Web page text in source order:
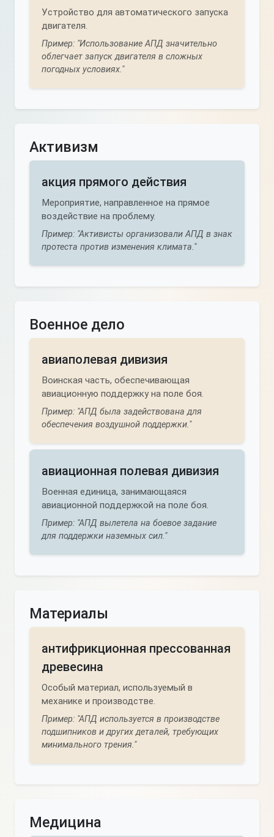
Устройство для автоматического запуска
двигателя.
Пример: "Использование АПД значительно
облегчает запуск двигателя в сложных
погодных условиях."
Активизм
акция прямого действия
Мероприятие, направленное на прямое
воздействие на проблему.
Пример: "Активисты организовали АПД в знак
протеста против изменения климата."
Военное дело
авиаполевая дивизия
Воинская часть, обеспечивающая
авиационную поддержку на поле боя.
Пример: "АПД была задействована для
обеспечения воздушной поддержки."
авиационная полевая дивизия
Военная единица, занимающаяся
авиационной поддержкой на поле боя.
Пример: "АПД вылетела на боевое задание
для поддержки наземных сил."
Материалы
антифрикционная прессованная
древесина
Особый материал, используемый в
механике и производстве.
Пример: "АПД используется в производстве
подшипников и других деталей, требующих
минимального трения."
Медицина